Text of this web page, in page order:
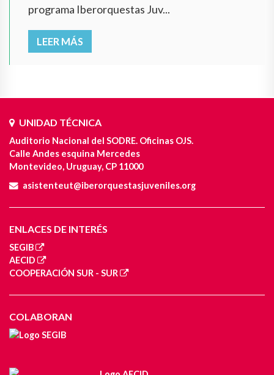
programa Iberorquestas Juv...
LEER MÁS
UNIDAD TÉCNICA
Auditorio Nacional del SODRE. Oficinas OJS.
Calle Andes esquina Mercedes
Montevideo, Uruguay, CP 11000
asistenteut@iberorquestasjuveniles.org
ENLACES DE INTERÉS
SEGIB
AECID
COOPERACIÓN SUR - SUR
COLABORAN